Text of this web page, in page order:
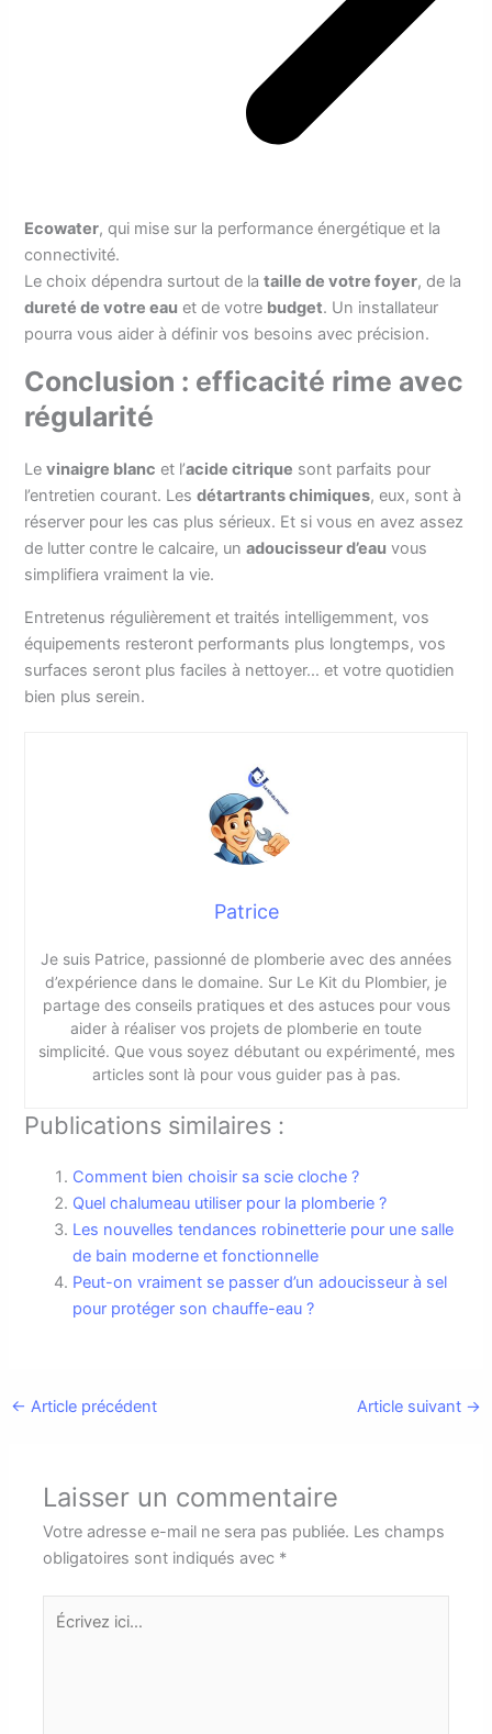
Ecowater, qui mise sur la performance énergétique et la
connectivité.
Le choix dépendra surtout de lataille de votre foyer, de la
dureté de votre eau et de votre budget. Un installateur
pourra vous aider à définir vos besoins avec précision.
Conclusion : efficacité rime avec
régularité
Levinaigre blanc et l’acide citrique sont parfaits pour
l’entretien courant. Lesdétartrants chimiques, eux, sont à
réserver pour les cas plus sérieux. Et si vous en avez assez
de lutter contre le calcaire, unadoucisseur d’eau vous
simplifiera vraiment la vie.
Entretenus régulièrement et traités intelligemment, vos
équipements resteront performants plus longtemps, vos
surfaces seront plus faciles à nettoyer… et votre quotidien
bien plus serein.
Patrice
Je suis Patrice, passionné de plomberie avec des années
d’expérience dans le domaine. Sur Le Kit du Plombier, je
partage des conseils pratiques et des astuces pour vous
aider à réaliser vos projets de plomberie en toute
simplicité. Que vous soyez débutant ou expérimenté, mes
articles sont là pour vous guider pas à pas.
Publications similaires :
Comment bien choisir sa scie cloche ?
Quel chalumeau utiliser pour la plomberie ?
Les nouvelles tendances robinetterie pour une salle
de bain moderne et fonctionnelle
Peut-on vraiment se passer d’un adoucisseur à sel
pour protéger son chauffe-eau ?
← Article précédent Article suivant →
Laisser un commentaire
Votre adresse e-mail ne sera pas publiée. Les champs
obligatoires sont indiqués avec *
Écrivez
ici…